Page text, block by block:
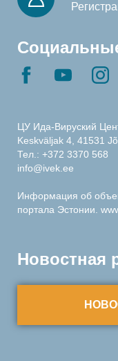
ЦУ Ида-Вируский
Keskväljak 4, 41531
Тел.: +372 3370 568
info@ivek.ee
Информация об
портала Эстонии.
Новостная